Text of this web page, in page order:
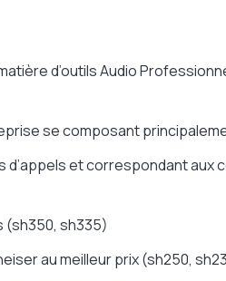
d’outils Audio
se composant
et correspondant aux
sh335)
au meilleur prix (sh250,